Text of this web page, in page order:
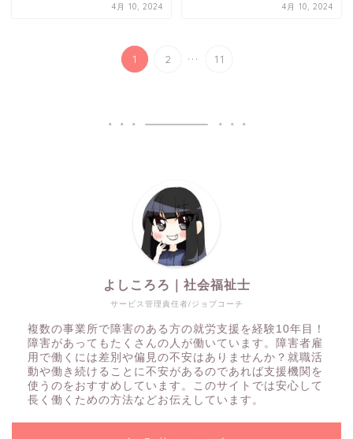
4月 10, 2024 4月 10, 2024
1 2 ... 11
サービス管理責任者/ジョブコーチ
よしころろ｜社会福祉士
複数の事業所で障害のある方の就労支援を経験10年目！
障害があってもたくさんの人が働いています。障害者雇
用で働くには差別や偏見の不安はありませんか？就職活
動や働き続けることに不安があるのであれば支援機関を
使うのをおすすめしています。このサイトでは安心して
長く働くための方法などお伝えしています。